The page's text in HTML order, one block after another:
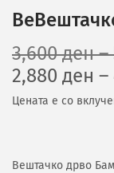
3,600ден–
2,880 ден –
Цената е со
Вештачко дрво